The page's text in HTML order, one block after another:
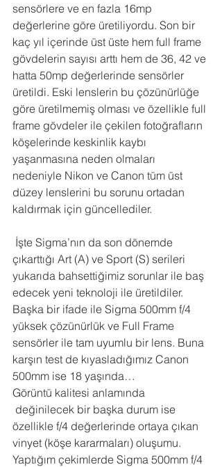
sensörlere ve en fazla 16mp
değerlerine göre üretiliyordu. Son bir
kaç yıl içerinde üst üste hem full frame
gövdelerin sayısı arttı hem de 36, 42 ve
hatta 50mp değerlerinde sensörler
üretildi. Eski lenslerin bu çözünürlüğe
göre üretilmemiş olması ve özellikle full
frame gövdeler ile çekilen fotoğrafların
köşelerinde keskinlik kaybı
yaşanmasına neden olmaları
nedeniyle Nikon ve Canon tüm üst
düzey lenslerini bu sorunu ortadan
kaldırmak için güncellediler.
çıkarttığı Art (A) ve Sport (S) serileri
yukarıda bahsettiğimiz sorunlar ile baş
edecek yeni teknoloji ile üretildiler.
Başka bir ifade ile Sigma 500mm f/4
yüksek çözünürlük ve Full Frame
sensörler ile tam uyumlu bir lens. Buna
karşın test de kıyasladığımız Canon
500mm ise 18 yaşında…
Görüntü kalitesi anlamında
değinilecek bir başka durum ise
özellikle f/4 değerlerinde ortaya çıkan
vinyet (köşe kararmaları) oluşumu.
Yaptığım çekimlerde Sigma 500mm f/4